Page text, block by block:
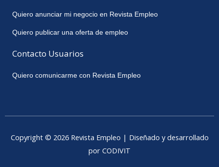
Quiero anunciar mi negocio en Revista Empleo
Quiero publicar una oferta de empleo
Contacto Usuarios
Quiero comunicarme con Revista Empleo
Copyright © 2026 Revista Empleo | Diseñado y desarrollado
por CODIVIT